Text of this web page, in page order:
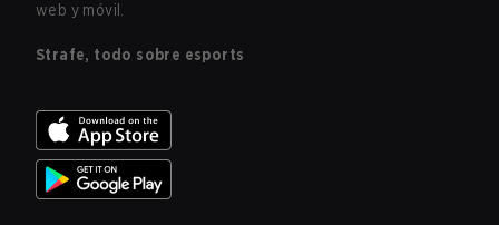
web y móvil.
Strafe, todo sobre esports